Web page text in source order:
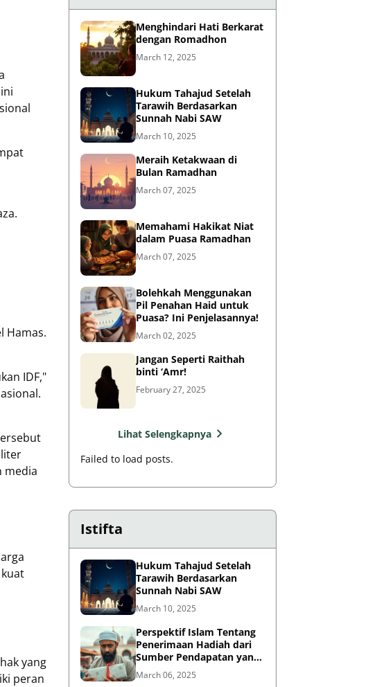
Hamas.
IDF,"
media
yang
peran
Menghindari Hati Berkarat
dengan Romadhon
March 12, 2025
Hukum Tahajud Setelah
Tarawih Berdasarkan
Sunnah Nabi SAW
March 10, 2025
Meraih Ketakwaan di
Bulan Ramadhan
March 07, 2025
Memahami Hakikat Niat
dalam Puasa Ramadhan
March 07, 2025
Bolehkah Menggunakan
Pil Penahan Haid untuk
Puasa? Ini Penjelasannya!
March 02, 2025
Jangan Seperti Raithah
binti ‘Amr!
February 27, 2025
Lihat Selengkapnya
Failed to load posts.
Istifta
Hukum Tahajud Setelah
Tarawih Berdasarkan
Sunnah Nabi SAW
March 10, 2025
Perspektif Islam Tentang
Penerimaan Hadiah dari
Sumber Pendapatan yang
Tidak Halal
March 06, 2025